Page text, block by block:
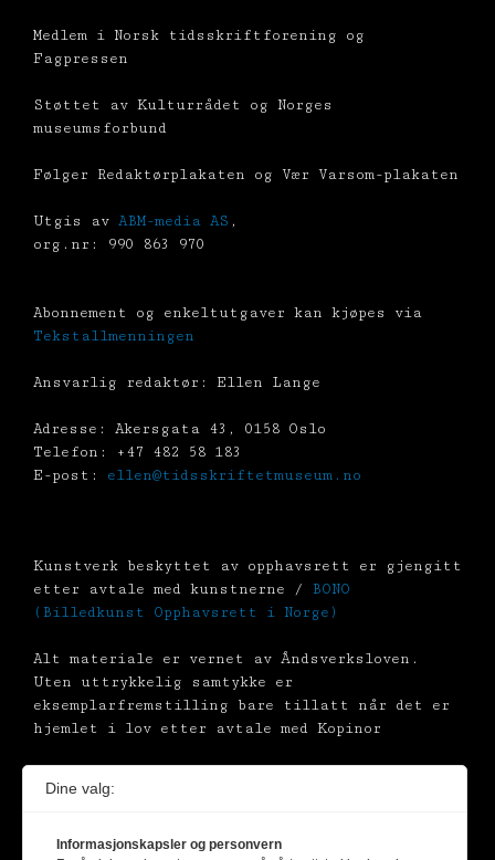
Medlem i Norsk tidsskriftforening og
Fagpressen
Støttet av Kulturrådet og Norges
museumsforbund
Følger Redaktørplakaten og Vær Varsom-plakaten
Utgis av ABM-media AS ,
org.nr: 990 863 970
Abonnement og enkeltutgaver kan kjøpes via
Tekstallmenningen
Ansvarlig redaktør: Ellen Lange
Adresse: Akersgata 43, 0158 Oslo
Telefon: +47 482 58 183
E-post: ellen@tidsskriftetmuseum.no
Kunstverk beskyttet av opphavsrett er gjengitt
etter avtale med kunstnerne / BONO
(Billedkunst Opphavsrett i Norge)
Alt materiale er vernet av Åndsverksloven.
Uten uttrykkelig samtykke er
eksemplarfremstilling bare tillatt når det er
hjemlet i lov etter avtale med Kopinor
Dine valg:
Informasjonskapsler og personvern